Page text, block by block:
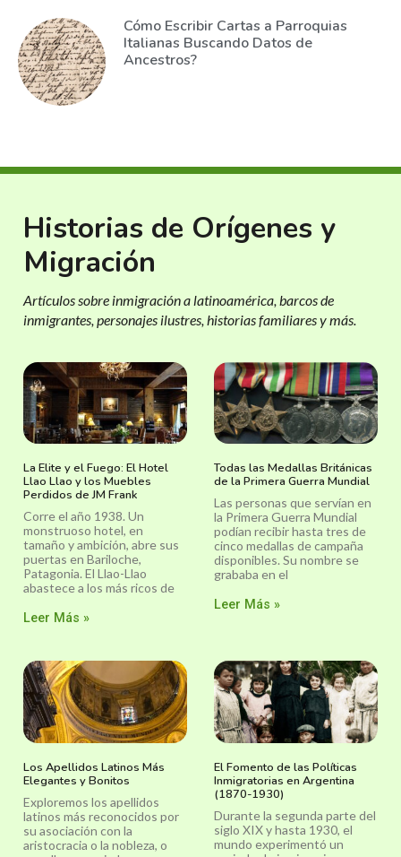
Cómo Escribir Cartas a Parroquias
Italianas Buscando Datos de
Ancestros?
Historias de Orígenes y
Migración
Artículos sobre inmigración a latinoamérica, barcos de
inmigrantes, personajes ilustres, historias familiares y más.
La Elite y el Fuego: El Hotel
Llao Llao y los Muebles
Perdidos de JM Frank
Corre el año 1938. Un
monstruoso hotel, en
tamaño y ambición, abre sus
puertas en Bariloche,
Patagonia. El Llao-Llao
abastece a los más ricos de
Leer Más »
Todas las Medallas Británicas
de la Primera Guerra Mundial
Las personas que servían en
la Primera Guerra Mundial
podían recibir hasta tres de
cinco medallas de campaña
disponibles. Su nombre se
grababa en el
Leer Más »
Los Apellidos Latinos Más
Elegantes y Bonitos
Exploremos los apellidos
latinos más reconocidos por
su asociación con la
aristocracia o la nobleza, o
El Fomento de las Políticas
Inmigratorias en Argentina
(1870-1930)
Durante la segunda parte del
siglo XIX y hasta 1930, el
mundo experimentó un